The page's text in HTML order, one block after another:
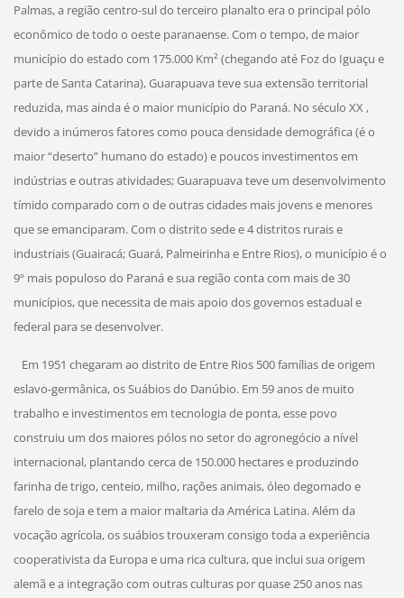
Palmas, a região centro-sul do terceiro planalto era o principal pólo
econômico de todo o oeste paranaense. Com o tempo, de maior
município do estado com 175.000 Km² (chegando até Foz do Iguaçu e
parte de Santa Catarina), Guarapuava teve sua extensão territorial
reduzida, mas ainda é o maior município do Paraná. No século XX ,
devido a inúmeros fatores como pouca densidade demográfica (é o
maior “deserto” humano do estado) e poucos investimentos em
indústrias e outras atividades; Guarapuava teve um desenvolvimento
tímido comparado com o de outras cidades mais jovens e menores
que se emanciparam. Com o distrito sede e 4 distritos rurais e
industriais (Guairacá; Guará, Palmeirinha e Entre Rios), o município é o
9º mais populoso do Paraná e sua região conta com mais de 30
municípios, que necessita de mais apoio dos governos estadual e
federal para se desenvolver.
Em 1951 chegaram ao distrito de Entre Rios 500 famílias de origem
eslavo-germânica, os Suábios do Danúbio. Em 59 anos de muito
trabalho e investimentos em tecnologia de ponta, esse povo
construiu um dos maiores pólos no setor do agronegócio a nível
internacional, plantando cerca de 150.000 hectares e produzindo
farinha de trigo, centeio, milho, rações animais, óleo degomado e
farelo de soja e tem a maior maltaria da América Latina. Além da
vocação agrícola, os suábios trouxeram consigo toda a experiência
cooperativista da Europa e uma rica cultura, que inclui sua origem
alemã e a integração com outras culturas por quase 250 anos nas